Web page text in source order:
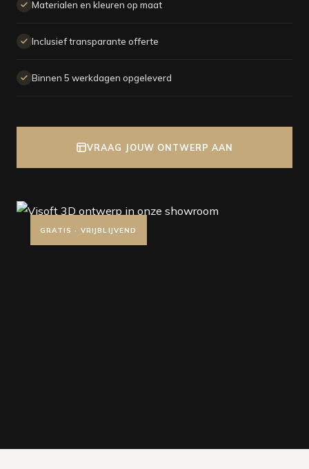
Materialen en kleuren op maat
Inclusief transparante offerte
Binnen 5 werkdagen opgeleverd
VRAAG JOUW ONTWERP AAN
GRATIS · VRIJBLIJVEND